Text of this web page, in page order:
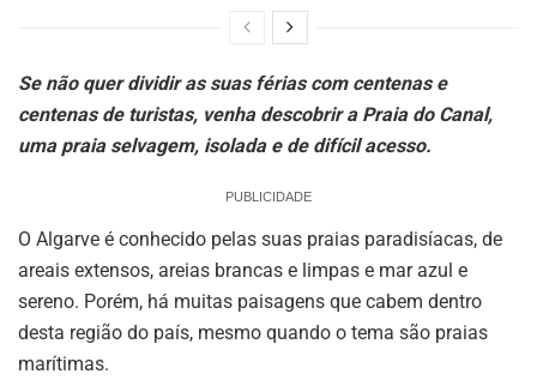
Se não quer dividir as suas férias com centenas e
centenas de turistas, venha descobrir a Praia do Canal,
uma praia selvagem, isolada e de difícil acesso.
PUBLICIDADE
O Algarve é conhecido pelas suas praias paradisíacas, de
areais extensos, areias brancas e limpas e mar azul e
sereno. Porém, há muitas paisagens que cabem dentro
desta região do país, mesmo quando o tema são praias
marítimas.